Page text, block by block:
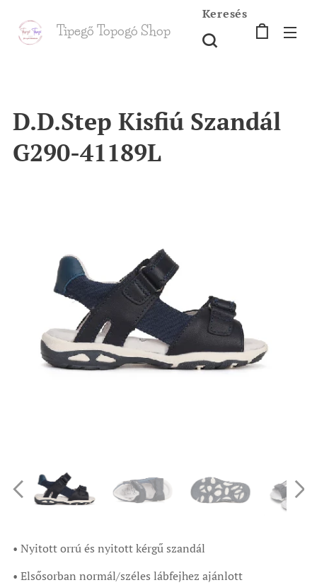
Tipegő Topogó Shop
Keresés
D.D.Step Kisfiú Szandál
G290-41189L
• Nyitott orrú és nyitott kérgű szandál
• Elsősorban normál/széles lábfejhez ajánlott